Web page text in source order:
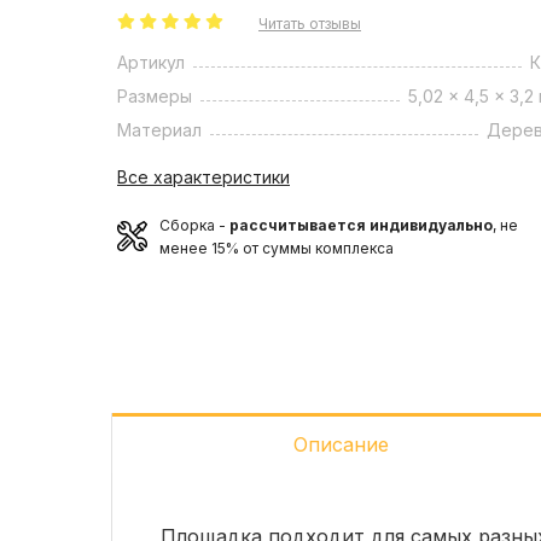
Читать отзывы
Артикул
Размеры
5,02 x 4,5 x 3,2
Материал
Все характеристики
Сборка - рассчитывается индивидуально, не
менее 15% от суммы комплекса
Описание
Площадка подходит для самых
•Игровая башня (высота 3,2 метра)